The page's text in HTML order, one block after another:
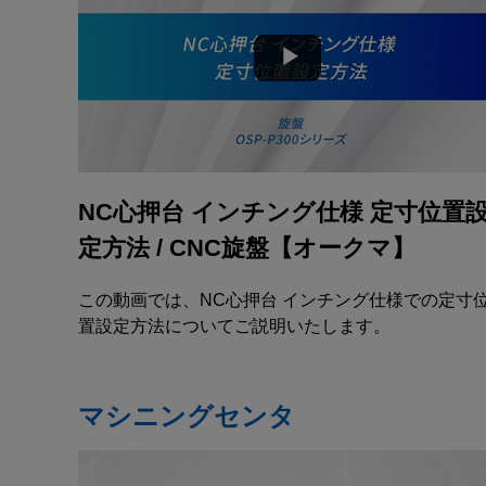
NC心押台 インチング仕様 定寸位置
定方法 / CNC旋盤【オークマ】
この動画では、NC心押台 インチング仕様での定寸
置設定方法についてご説明いたします。
マシニングセンタ